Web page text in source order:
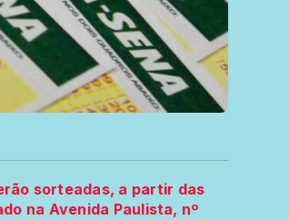
sorteadas, a partir das
na Avenida Paulista, nº